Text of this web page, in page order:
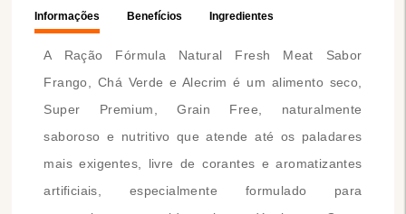
Informações Benefícios Ingredientes
A Ração Fórmula Natural Fresh Meat Sabor
Frango, Chá Verde e Alecrim é um alimento seco,
Super Premium, Grain Free, naturalmente
saboroso e nutritivo que atende até os paladares
mais exigentes, livre de corantes e aromatizantes
artificiais, especialmente formulado para